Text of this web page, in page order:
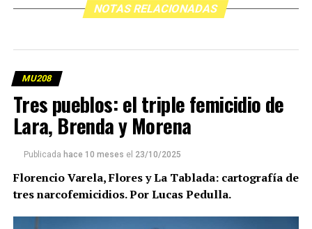
NOTAS RELACIONADAS
MU208
Tres pueblos: el triple femicidio de
Lara, Brenda y Morena
Publicada hace 10 meses el 23/10/2025
Florencio Varela, Flores y La Tablada: cartografía de
tres narcofemicidios. Por Lucas Pedulla.